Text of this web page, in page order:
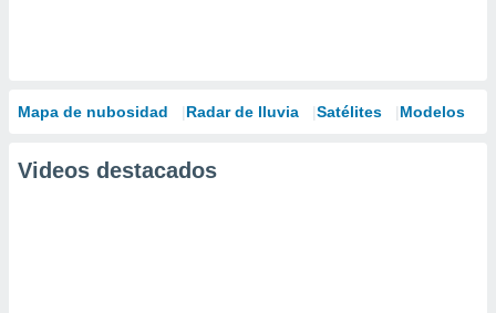
Mapa de nubosidad Radar de lluvia Satélites Modelos
Videos destacados